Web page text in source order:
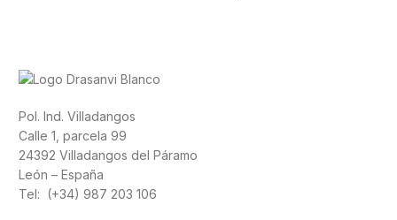
Pol. Ind. Villadangos
Calle 1, parcela 99
24392 Villadangos del Páramo
León – España
Tel: (+34) 987 203 106